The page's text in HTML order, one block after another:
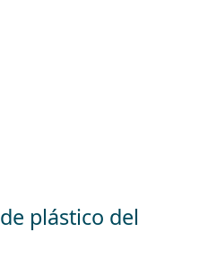
plástico del